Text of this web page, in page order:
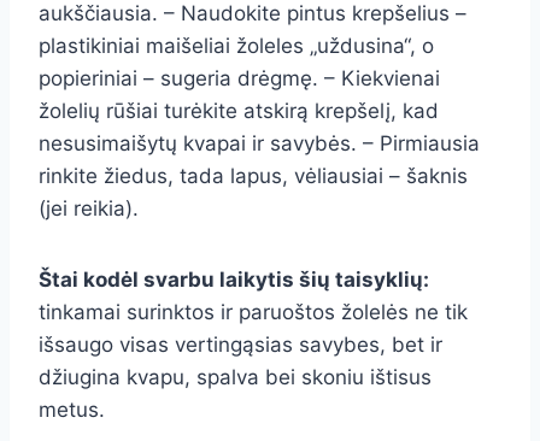
aukščiausia. – Naudokite pintus krepšelius –
plastikiniai maišeliai žoleles „uždusina“, o
popieriniai – sugeria drėgmę. – Kiekvienai
žolelių rūšiai turėkite atskirą krepšelį, kad
nesusimaišytų kvapai ir savybės. – Pirmiausia
rinkite žiedus, tada lapus, vėliausiai – šaknis
(jei reikia).
Štai kodėl svarbu laikytis šių taisyklių:
tinkamai surinktos ir paruoštos žolelės ne tik
išsaugo visas vertingąsias savybes, bet ir
džiugina kvapu, spalva bei skoniu ištisus
metus.